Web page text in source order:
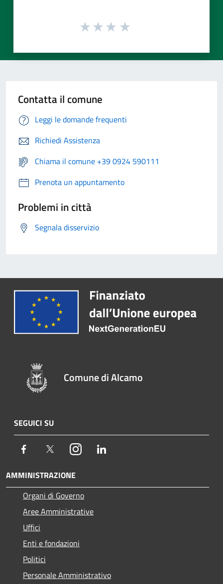
Contatta il comune
Leggi le domande frequenti
Richiedi Assistenza
Chiama il comune +39 0924 590111
Prenota un appuntamento
Problemi in città
Segnala disservizio
Comune di Alcamo
SEGUICI SU
Facebook TwitterInstagram
AMMINISTRAZIONE
Organi di Governo
Aree Amministrative
Uffici
Enti e fondazioni
Politici
Personale Amministrativo